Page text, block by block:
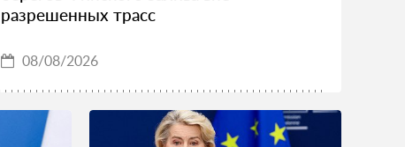
разрешенных трасс
08/08/2026